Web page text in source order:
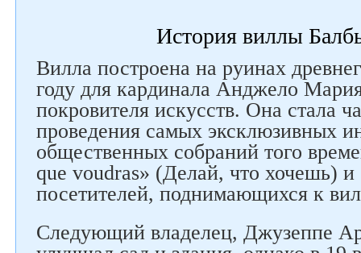
История виллы
Вилла построена на руинах
году для кардинала Анджело
покровителя искусств. Она стала
проведения самых эксклюзивных
общественных собраний того
que voudras» (Делай, что хочешь) и
посетителей, поднимающихся к
Следующий владелец, Джузеппе